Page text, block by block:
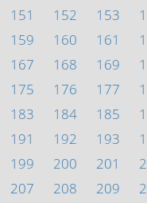
151 152 153
159 160 161
167 168 169
175 176 177
183 184 185
191 192 193
199 200 201
207 208 209